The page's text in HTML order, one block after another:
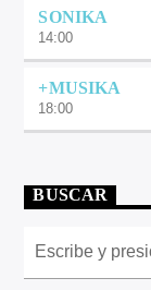
SONIKA
14:00
+MUSIKA
18:00
BUSCAR